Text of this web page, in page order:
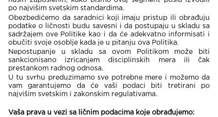
po najvišim svetskim standardima.
Obezbedićemo da saradnici koji imaju pristup ili obrađuju
podatke o ličnosti budu savesni i da postupaju u skladu sa
sadržajem ove Politike kao i da će adekvatno informisati i
obučiti svoje osoblje kada je u pitanju ova Politika.
Nepostupanje u skladu sa ovom Politikom može biti
sankcionisano izricanjem disciplinskih mera ili čak
prestankom radnog odnosa.
U tu svrhu preduzimamo sve potrebne mere i možemo da
vam garantujemo da će vaši podaci biti tretirani po
najvišim svetskim i zakonskim regulativama.
Vaša prava u vezi sa ličnim podacima koje obrađujemo: